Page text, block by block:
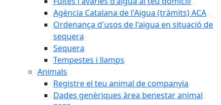
Agència Catalana de l'Aigua (tràmits) ACA
Ordenança d'usos de l'aigua en situació de
sequera
Sequera
Tempestes i llamps
Animals
Registre el teu animal de companyia
Dades genèriques àrea benestar animal